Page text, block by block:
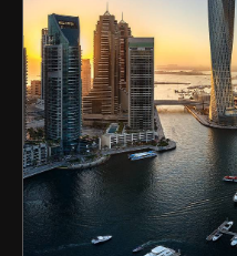
Купить
Аренда